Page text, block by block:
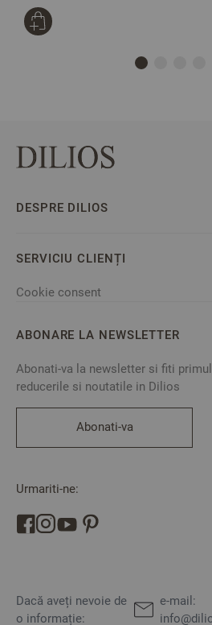
DESPRE DILIOS
SERVICIU CLIENȚI
Cookie consent
ABONARE LA NEWSLETTER
Abonati-va la newsletter si fiti
reducerile si noutatile in Dilios
Abonati-va
Urmariti-ne:
Dacă aveți nevoie de
o informație:
e-mail: